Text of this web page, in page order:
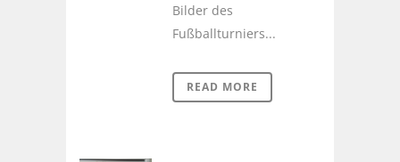
Bilder des
Fußballturniers...
READ MORE